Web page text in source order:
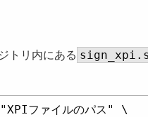
トリ内にある
ファイルのパス" \